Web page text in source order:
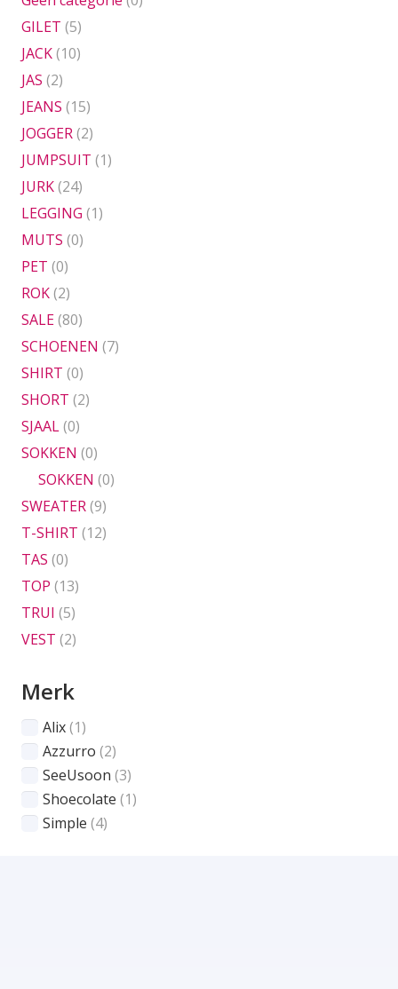
GILET (5)
JACK(10)
JAS (2)
JEANS (15)
JOGGER(2)
JUMPSUIT (1)
JURK(24)
LEGGING (1)
MUTS (0)
PET (0)
ROK(2)
SALE(80)
SCHOENEN (7)
SHIRT (0)
SHORT (2)
SJAAL(0)
SOKKEN (0)
SOKKEN (0)
SWEATER(9)
T-SHIRT (12)
TAS (0)
TOP (13)
TRUI (5)
VEST (2)
Merk
Alix(1)
Azzurro (2)
SeeUsoon (3)
Shoecolate (1)
Simple (4)